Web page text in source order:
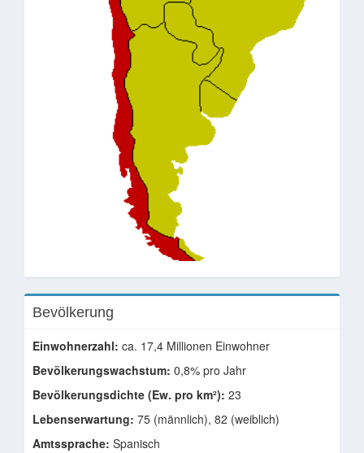
Bevölkerung
Einwohnerzahl: ca. 17,4 Millionen Einwohner
Bevölkerungswachstum: 0,8% pro Jahr
Bevölkerungsdichte (Ew. pro km²): 23
Lebenserwartung: 75 (männlich), 82 (weiblich)
Amtssprache: Spanisch